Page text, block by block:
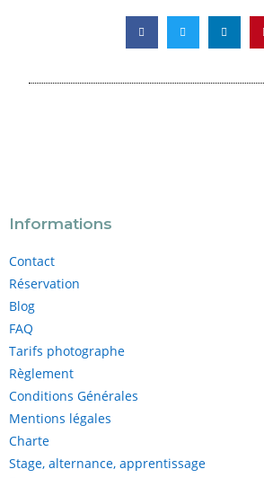
Informations
Contact
Réservation
Blog
FAQ
Tarifs photographe
Règlement
Conditions Générales
Mentions légales
Charte
Stage, alternance, apprentissage